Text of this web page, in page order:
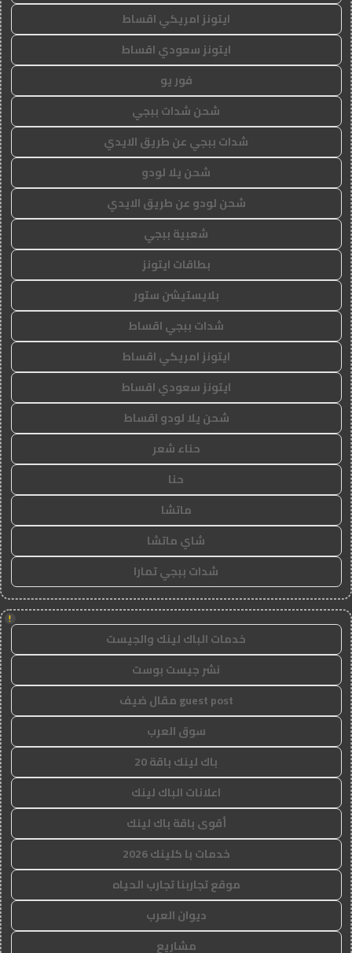
ايتونز امريكي اقساط
ايتونز سعودي اقساط
فور يو
شحن شدات ببجي
شدات ببجي عن طريق الايدي
شحن يلا لودو
شحن لودو عن طريق الايدي
شعبية ببجي
بطاقات ايتونز
بلايستيشن ستور
شدات ببجي اقساط
ايتونز امريكي اقساط
ايتونز سعودي اقساط
شحن يلا لودو اقساط
حناء شعر
حنا
ماتشا
شاي ماتشا
شدات ببجي تمارا
!
خدمات الباك لينك والجيست
نشر جيست بوست
guest post مقال ضيف
سوق العرب
باك لينك باقة 20
اعلانات الباك لينك
أقوى باقة باك لينك
خدمات با كلينك 2026
موقع تجاربنا تجارب الحياه
ديوان العرب
مشاريع